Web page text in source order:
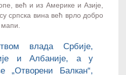
већ и из Америке и Азије,
српска вина већ врло добро
влада Србије,
и Албаније, a у
„Отворени Балкан“,